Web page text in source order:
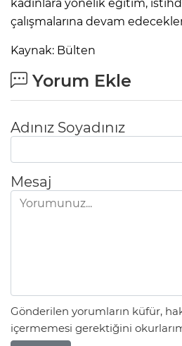
kadınlara yönelik eğitim,
çalışmalarına devam
Kaynak: Bülten
Yorum Ekle
Adınız Soyadınız
Mesaj
Gönderilen yorumların küfür,
içermemesi gerektiğini